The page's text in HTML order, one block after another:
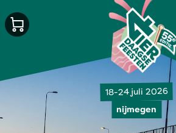
18-24 juli 2026
nijmegen